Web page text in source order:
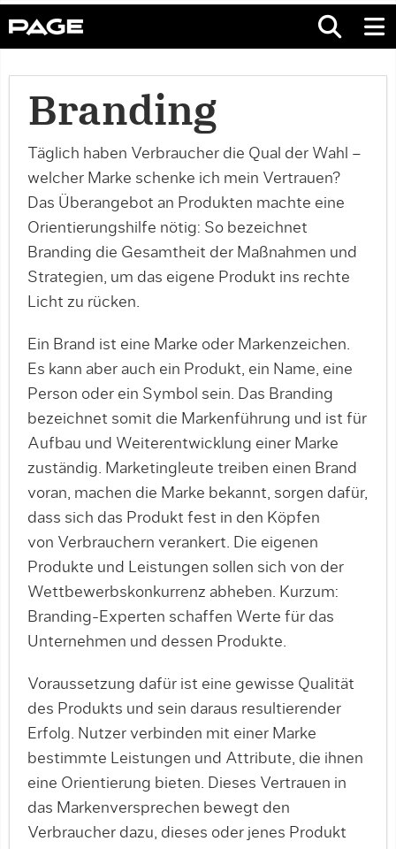
Branding
Täglich haben Verbraucher die Qual der Wahl –
welcher Marke schenke ich mein Vertrauen?
Das Überangebot an Produkten machte eine
Orientierungshilfe nötig: So bezeichnet
Branding die Gesamtheit der Maßnahmen und
Strategien, um das eigene Produkt ins rechte
Licht zu rücken.
Ein Brand ist eine Marke oder Markenzeichen.
Es kann aber auch ein Produkt, ein Name, eine
Person oder ein Symbol sein. Das Branding
bezeichnet somit die Markenführung und ist für
Aufbau und Weiterentwicklung einer Marke
zuständig. Marketingleute treiben einen Brand
voran, machen die Marke bekannt, sorgen dafür,
dass sich das Produkt fest in den Köpfen
von Verbrauchern verankert. Die eigenen
Produkte und Leistungen sollen sich von der
Wettbewerbskonkurrenz abheben. Kurzum:
Branding-Experten schaffen Werte für das
Unternehmen und dessen Produkte.
Voraussetzung dafür ist eine gewisse Qualität
des Produkts und sein daraus resultierender
Erfolg. Nutzer verbinden mit einer Marke
bestimmte Leistungen und Attribute, die ihnen
eine Orientierung bieten. Dieses Vertrauen in
das Markenversprechen bewegt den
Verbraucher dazu, dieses oder jenes Produkt